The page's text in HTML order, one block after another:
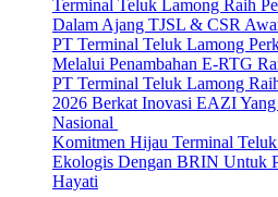
Terminal Teluk Lamong Raih
Dalam Ajang TJSL & CSR
PT Terminal Teluk Lamong
Melalui Penambahan E-RTG
PT Terminal Teluk Lamong
2026 Berkat Inovasi EAZI
Nasional
Komitmen Hijau Terminal
Ekologis Dengan BRIN Untuk
Hayati